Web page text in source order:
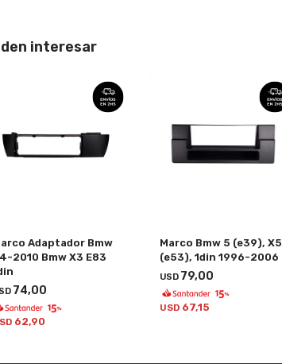
interesar
Adaptador Bmw
2010 Bmw X3 E83
74,00
62,90
Marco Bmw 5 (e39), X5
(e53), 1din 1996-2006
USD 79,00
USD 67,15